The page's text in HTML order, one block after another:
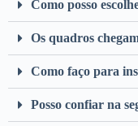
Como posso
Os quadros
Como faço para
Posso confiar na